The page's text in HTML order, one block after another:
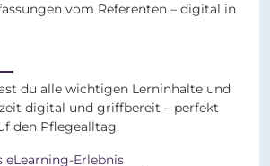
vom Referenten – digital in
du alle wichtigen Lerninhalte und
digital und griffbereit – perfekt
den Pflegealltag.
eLearning-Erlebnis